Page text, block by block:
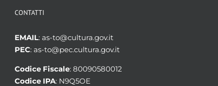
CONTATTI
EMAIL: as-to@cultura.gov.it
PEC: as-to@pec.cultura.gov.it
Codice Fiscale: 80090580012
Codice IPA: N9Q5OE